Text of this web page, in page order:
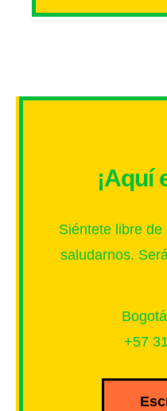
¡Aquí
Siéntete libre
saludarnos.
+57